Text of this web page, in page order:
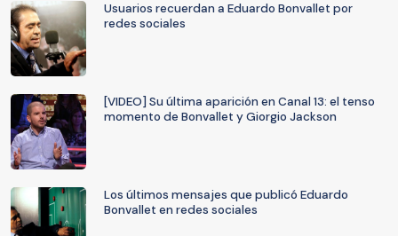
Usuarios recuerdan a Eduardo Bonvallet por
redes sociales
[VIDEO] Su última aparición en Canal 13: el tenso
momento de Bonvallet y Giorgio Jackson
Los últimos mensajes que publicó Eduardo
Bonvallet en redes sociales